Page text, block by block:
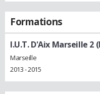
Formations
I.U.T. D'Aix Marseille 2
Marseille
2013 - 2015